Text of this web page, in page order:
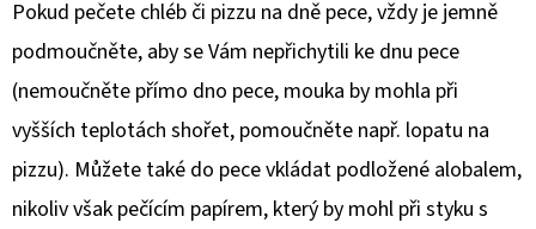
Pokud pečete chléb či pizzu na dně pece, vždy je jemně
podmoučněte, aby se Vám nepřichytili ke dnu pece
(nemoučněte přímo dno pece, mouka by mohla při
vyšších teplotách shořet, pomoučněte např. lopatu na
pizzu). Můžete také do pece vkládat podložené alobalem,
nikoliv však pečícím papírem, který by mohl při styku s